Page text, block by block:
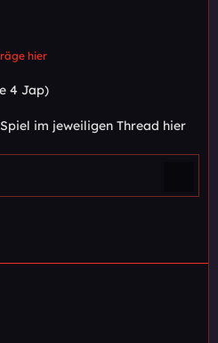
hier
4 Jap)
im jeweiligen Thread hier